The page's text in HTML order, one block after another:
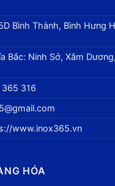
Bình Thành, Bình Hưng
Bắc: Ninh Sở, Xâm
316
www.inox365.vn
HÓA